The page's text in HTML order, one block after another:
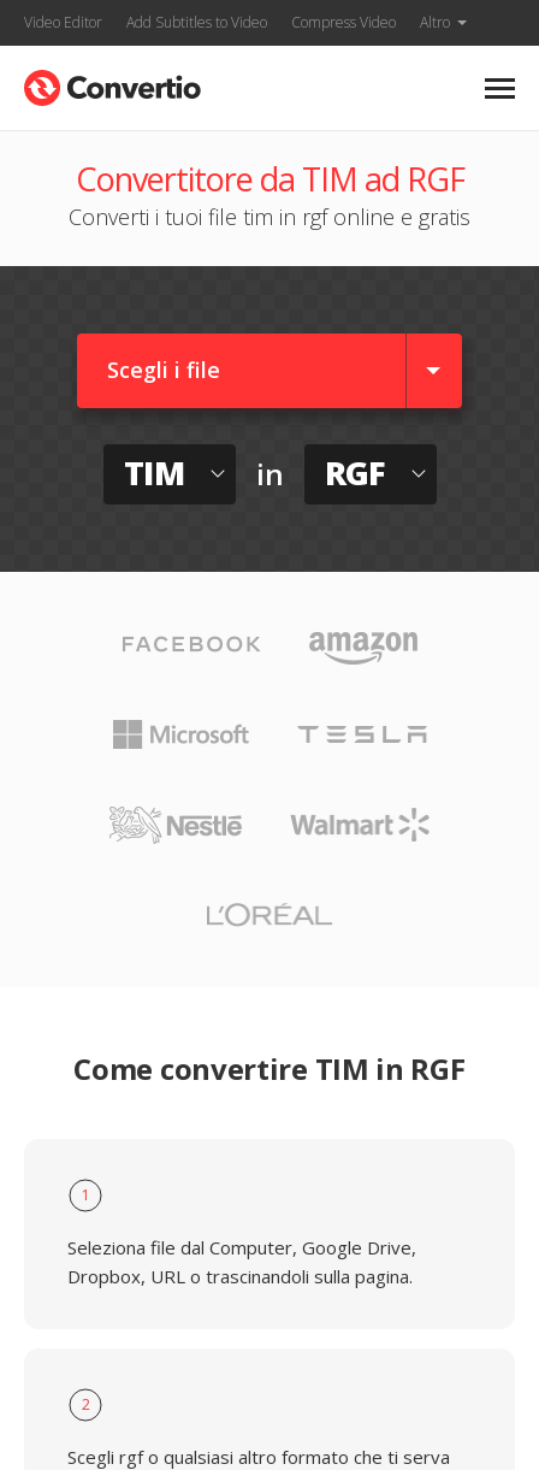
Video Editor Add Subtitles to Video Compress Video Altro
Convertitore da TIM ad RGF
Converti i tuoi file tim in rgf online e gratis
Scegli i file
TIM in RGF
Come convertire TIM in RGF
1
Seleziona file dal Computer, Google Drive,
Dropbox, URL o trascinandoli sulla pagina.
2
Scegli rgf o qualsiasi altro formato che ti serva